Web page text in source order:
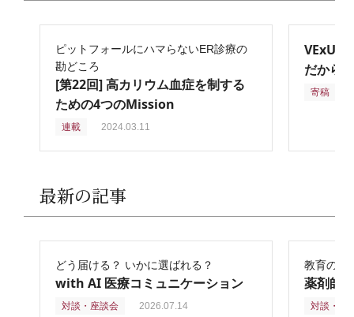
ピットフォールにハマらないER診療の
勘どころ
[第22回] 高カリウム血症を制する
ための4つのMission
連載 2024.03.11
VExUS
だから
寄稿
最新の記事
どう届ける？ いかに選ばれる？
with AI 医療コミュニケーション
対談・座談会 2026.07.14
教育の再
薬剤師
対談・座